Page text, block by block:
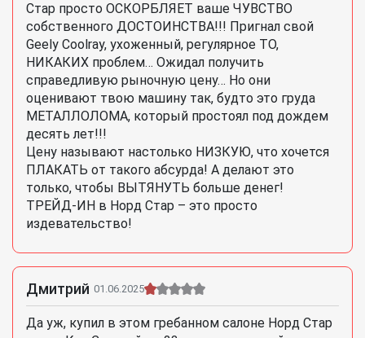
Стар просто ОСКОРБЛЯЕТ ваше ЧУВСТВО
собственного ДОСТОИНСТВА!!! Пригнал свой
Geely Coolray, ухоженный, регулярное ТО,
НИКАКИХ проблем… Ожидал получить
справедливую рыночную цену… Но они
оценивают твою машину так, будто это груда
МЕТАЛЛОЛОМА, который простоял под дождем
десять лет!!!
Цену называют настолько НИЗКУЮ, что хочется
ПЛАКАТЬ от такого абсурда! А делают это
только, чтобы ВЫТЯНУТЬ больше денег!
ТРЕЙД-ИН в Норд Стар – это просто
издевательство!
Дмитрий 01.06.2025
Да уж, купил в этом гребанном салоне Норд Стар